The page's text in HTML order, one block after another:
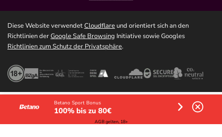
Diese Website verwendetCloudflare und orientiert sich an den
Richtlinien derGoogle Safe Browsing Initiative sowie Googles
Richtlinien zum Schutz der Privatsphäre.
Betano Sport Bonus
100% bis zu 80€
AGB gelten, 18+